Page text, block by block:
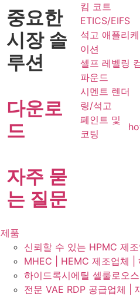
중요한
시장 솔
루션
다운로
드
자주 묻
는 질문
킴 코트
ETICS/EIFS
석고 애플리케
이션
셀프 레벨링
파운드
시멘트 렌더
링/석고
페인트 및
코팅
제품
신뢰할 수 있는 HPMC 제
MHEC | HEMC 제조업체 |
하이드록시에틸 셀룰로오
전문 VAE RDP 공급업체 |